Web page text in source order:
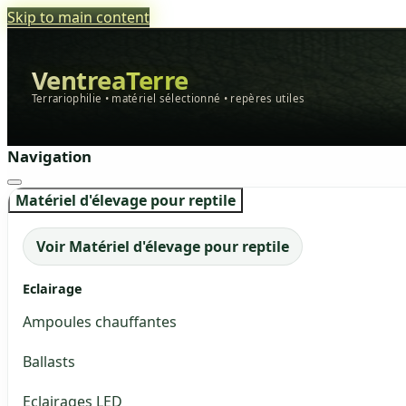
Skip to main content
VentreaTerre
Terrariophilie • matériel sélectionné • repères utiles
Navigation
Matériel d'élevage pour reptile
Voir Matériel d'élevage pour reptile
Eclairage
Ampoules chauffantes
Ballasts
Eclairages LED